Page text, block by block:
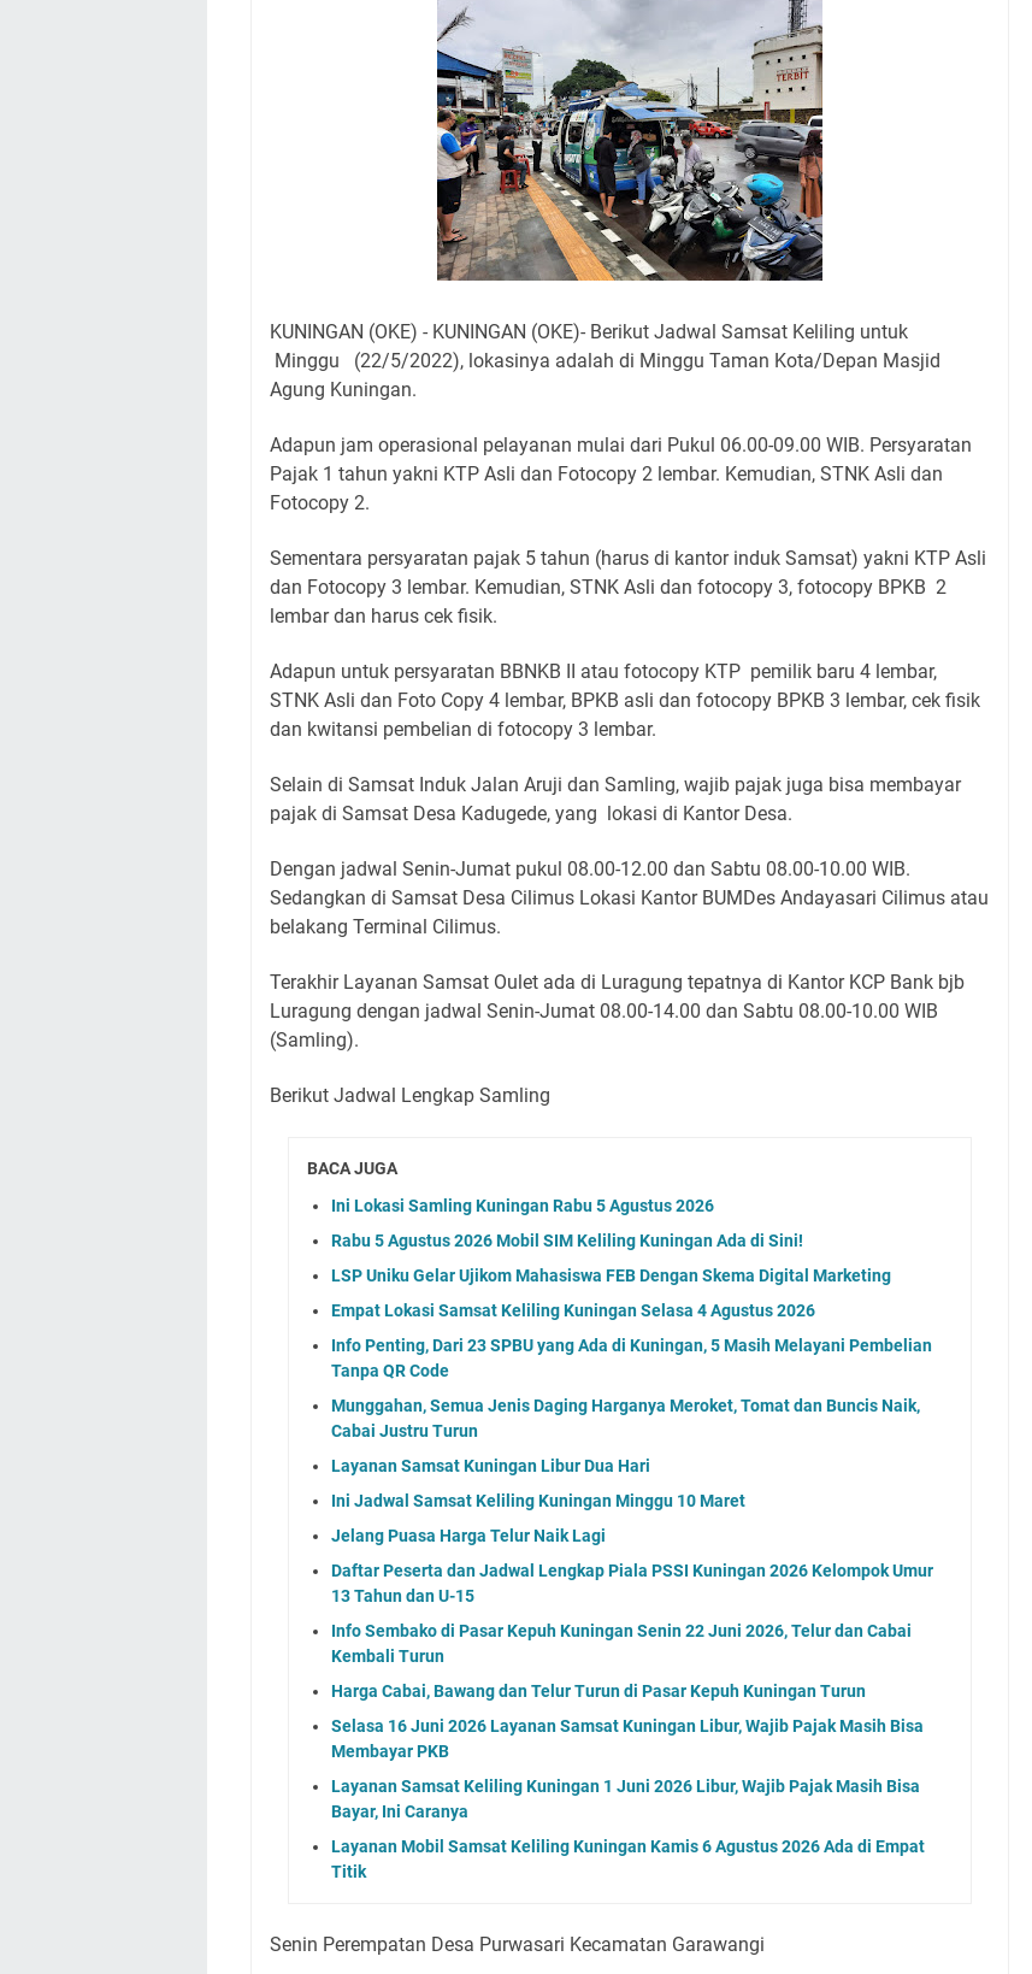
Dua Acara
Ini Lokasi Samling Kuningan Rabu 5 Agustus 2026
Rabu 5 Agustus 2026 Mobil SIM Keliling Kuningan Ada di Sini!
Embun Pagi Rabu 5 Agustus 2026: Tidak Perlu Iri, Kita Punya Takdir Masing-masing, Hidup
yang Terlihat Mewah, Belum Tentu Indah
Ayo Salat Kawan! Ini Jadwal Salat Wilayah Kuningan Rabu 5 Agustus 2026
Agenda Kegiatan Bupati Kuningan Kamis 6 Agustus 2026 Ada Tiga Acara
KUNINGAN (OKE) - KUNINGAN (OKE)- Berikut Jadwal Samsat Keliling untuk
Minggu (22/5/2022), lokasinya adalah di Minggu Taman Kota/Depan Masjid
Agung Kuningan.
Adapun jam operasional pelayanan mulai dari Pukul 06.00-09.00 WIB. Persyaratan
Pajak 1 tahun yakni KTP Asli dan Fotocopy 2 lembar. Kemudian, STNK Asli dan
Fotocopy 2.
Sementara persyaratan pajak 5 tahun (harus di kantor induk Samsat) yakni KTP Asli
dan Fotocopy 3 lembar. Kemudian, STNK Asli dan fotocopy 3, fotocopy BPKB 2
lembar dan harus cek fisik.
Adapun untuk persyaratan BBNKB II atau fotocopy KTP pemilik baru 4 lembar,
STNK Asli dan Foto Copy 4 lembar, BPKB asli dan fotocopy BPKB 3 lembar, cek fisik
dan kwitansi pembelian di fotocopy 3 lembar.
Selain di Samsat Induk Jalan Aruji dan Samling, wajib pajak juga bisa membayar
pajak di Samsat Desa Kadugede, yang lokasi di Kantor Desa.
Dengan jadwal Senin-Jumat pukul 08.00-12.00 dan Sabtu 08.00-10.00 WIB.
Sedangkan di Samsat Desa Cilimus Lokasi Kantor BUMDes Andayasari Cilimus atau
belakang Terminal Cilimus.
Terakhir Layanan Samsat Oulet ada di Luragung tepatnya di Kantor KCP Bank bjb
Luragung dengan jadwal Senin-Jumat 08.00-14.00 dan Sabtu 08.00-10.00 WIB
(Samling).
Berikut Jadwal Lengkap Samling
BACA JUGA
Ini Lokasi Samling Kuningan Rabu 5 Agustus 2026
Rabu 5 Agustus 2026 Mobil SIM Keliling Kuningan Ada di Sini!
LSP Uniku Gelar Ujikom Mahasiswa FEB Dengan Skema Digital Marketing
Empat Lokasi Samsat Keliling Kuningan Selasa 4 Agustus 2026
Info Penting, Dari 23 SPBU yang Ada di Kuningan, 5 Masih Melayani Pembelian
Tanpa QR Code
Munggahan, Semua Jenis Daging Harganya Meroket, Tomat dan Buncis Naik,
Cabai Justru Turun
Layanan Samsat Kuningan Libur Dua Hari
Ini Jadwal Samsat Keliling Kuningan Minggu 10 Maret
Jelang Puasa Harga Telur Naik Lagi
Daftar Peserta dan Jadwal Lengkap Piala PSSI Kuningan 2026 Kelompok Umur
13 Tahun dan U-15
Info Sembako di Pasar Kepuh Kuningan Senin 22 Juni 2026, Telur dan Cabai
Kembali Turun
Harga Cabai, Bawang dan Telur Turun di Pasar Kepuh Kuningan Turun
Selasa 16 Juni 2026 Layanan Samsat Kuningan Libur, Wajib Pajak Masih Bisa
Membayar PKB
Layanan Samsat Keliling Kuningan 1 Juni 2026 Libur, Wajib Pajak Masih Bisa
Bayar, Ini Caranya
Layanan Mobil Samsat Keliling Kuningan Kamis 6 Agustus 2026 Ada di Empat
Titik
Senin Perempatan Desa Purwasari Kecamatan Garawangi